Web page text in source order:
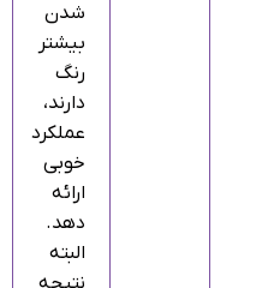
شدن
بیشتر
رنگ
دارند،
عملکرد
خوبی
ارائه
دهد.
البته
نتیجه